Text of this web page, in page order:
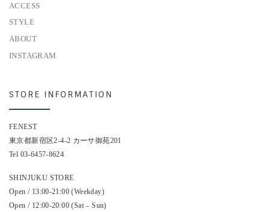
ACCESS
STYLE
ABOUT
INSTAGRAM
STORE INFORMATION
FENEST
東京都新宿区2-4-2 カーサ御苑201
Tel 03-6457-8624
SHINJUKU STORE
Open / 13:00-21:00 (Weekday)
Open / 12:00-20:00 (Sat – Sun)